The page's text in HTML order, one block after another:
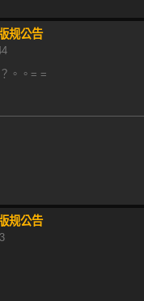
规公告
。。= =
规公告